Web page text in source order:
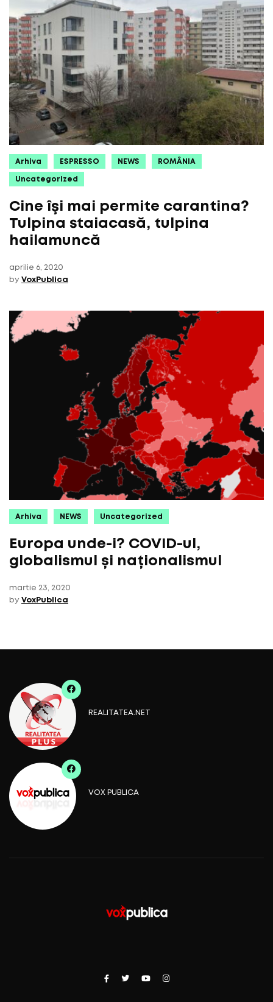
Arhiva ESPRESSO NEWS ROMÂNIA
Uncategorized
Cine îşi mai permite carantina?
Tulpina staiacasă, tulpina
hailamuncă
aprilie 6, 2020
by VoxPublica
Arhiva NEWS Uncategorized
Europa unde-i? COVID-ul,
globalismul și naționalismul
martie 23, 2020
by VoxPublica
REALITATEA.NET
VOX PUBLICA